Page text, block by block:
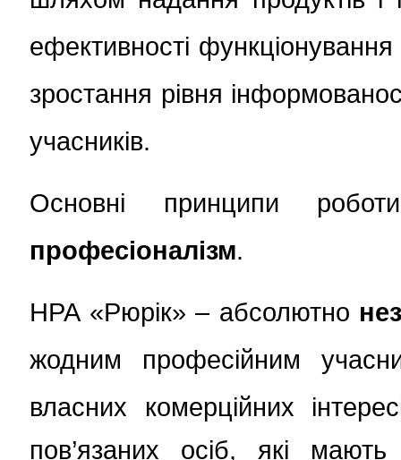
ефективності
зростання рівня
учасників.
Основні принципи
професіоналізм.
НРА «Рюрік» – абсолютно
жодним професійним
власних комерційних
пов’язаних осіб, які